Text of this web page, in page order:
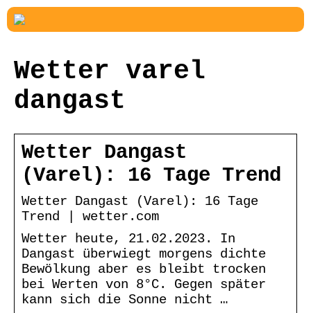
Wetter varel
dangast
Wetter Dangast
(Varel): 16 Tage Trend
Wetter Dangast (Varel): 16 Tage
Trend | wetter.com
Wetter heute, 21.02.2023. In
Dangast überwiegt morgens dichte
Bewölkung aber es bleibt trocken
bei Werten von 8°C. Gegen später
kann sich die Sonne nicht …